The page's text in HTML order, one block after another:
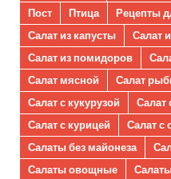
Пост
Птица
Рецепты
Салат из капусты
Салат
Салат из помидоров
Салат мясной
Салат
Салат с кукурузой
Салат
Салат с курицей
Салат с
Салаты без майонеза
Салаты овощные